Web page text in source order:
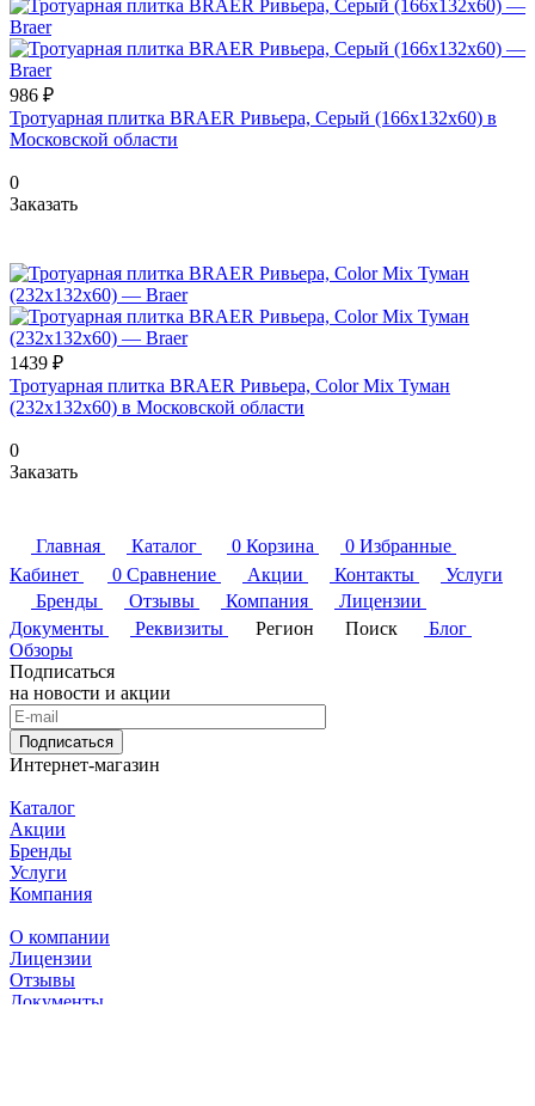
986 ₽
Тротуарная плитка BRAER Ривьера, Серый (166х132x60) в
Московской области
0
Заказать
1439 ₽
Тротуарная плитка BRAER Ривьера, Color Mix Туман
(232х132x60) в Московской области
0
Заказать
Главная Каталог 0 Корзина 0 Избранные
Кабинет
0 Сравнение Акции Контакты
Услуги
Бренды
Отзывы Компания
Лицензии
Документы
Реквизиты Регион Поиск
Блог
Обзоры
Подписаться
на новости и акции
Подписаться
Интернет-магазин
Каталог
Акции
Бренды
Услуги
Компания
О компании
Лицензии
Отзывы
Документы